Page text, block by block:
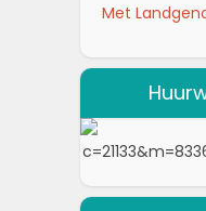
Met